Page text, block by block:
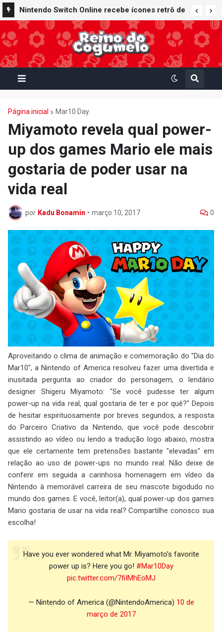
Nintendo Switch Online recebe ícones retrô de
Mario Paint (SNES) e Mario Kart: Super Circuit
(GBA)
Página inicial Mar10 Day
Miyamoto revela qual power-
up dos games Mario ele mais
gostaria de poder usar na
vida real
por Kadu Bonamin • março 10, 2017 0
Aproveitando o clima de animação e comemoração do "Dia do
Mar10", a Nintendo of America resolveu fazer uma divertida e
inusitada pergunta ao criador do personagem, o lendário
designer Shigeru Miyamoto: "Se você pudesse ter algum
power-up na vida real, qual gostaria de ter e por quê?" Depois
de hesitar espirituosamente por breves segundos, a resposta
do Parceiro Criativo da Nintendo, que você pode descobrir
assistindo ao vídeo ou lendo a tradução logo abaixo, mostra
que ele certamente tem pretensões bastante "elevadas" em
relação ao uso de power-ups no mundo real. Não deixe de
conferir em seguida a carinhosa homenagem em vídeo da
Nintendo à memorável carreira de seu mascote bigodudo no
mundo dos games. E você, leitor(a), qual power-up dos games
Mario gostaria de usar na vida real? Compartilhe conosco sua
escolha!
Have you ever wondered what Mr. Miyamoto’s favorite
power up is? Here you go! #Mar10Day
pic.twitter.com/7fiIMhEoMJ
— Nintendo of America (@NintendoAmerica) 10 de
março de 2017